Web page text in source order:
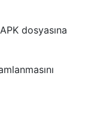
dosyasına